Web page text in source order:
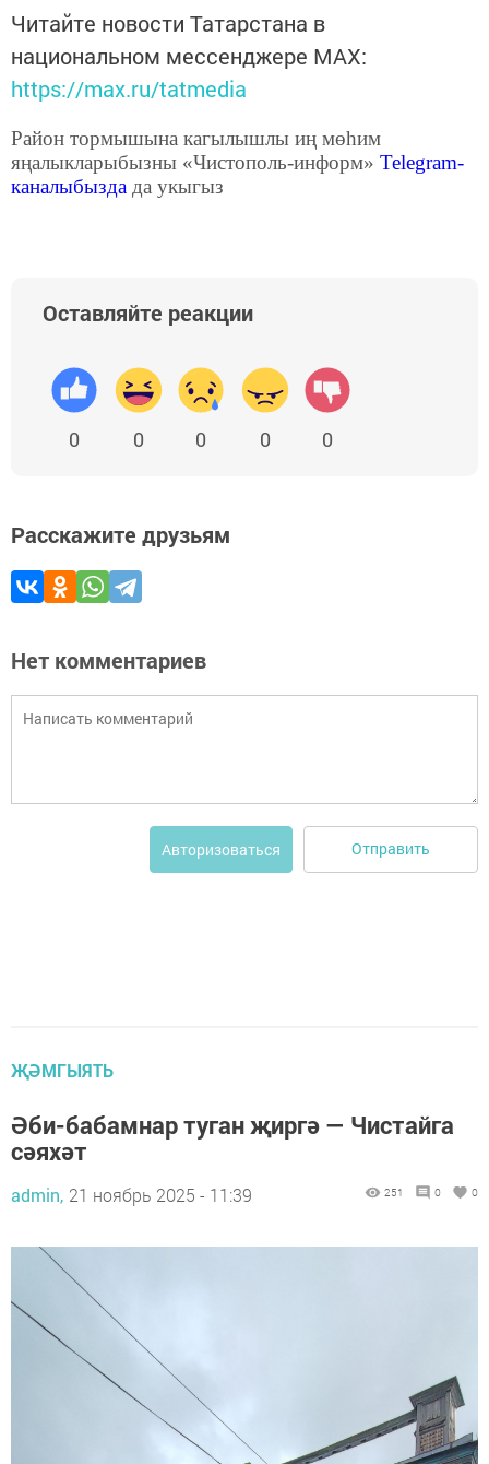
Читайте новости Татарстана в
национальном мессенджере MАХ:
https://max.ru/tatmedia
Район тормышына кагылышлы иң мөһим
яңалыкларыбызны «Чистополь-информ» Telegram-
каналыбызда да укыгыз
Оставляйте реакции
0 0 0 0 0
Расскажите друзьям
Нет комментариев
Авторизоваться Отправить
ҖӘМГЫЯТЬ
Әби-бабамнар туган җиргә — Чистайга
сәяхәт
admin, 21 ноябрь 2025 - 11:39 251 0 0